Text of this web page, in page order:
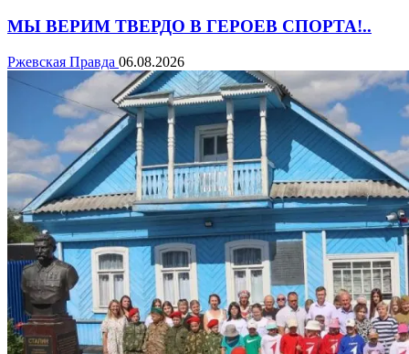
МЫ ВЕРИМ ТВЕРДО В ГЕРОЕВ СПОРТА!..
Ржевская Правда 06.08.2026